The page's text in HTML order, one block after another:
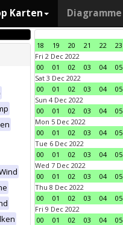
Karten Diagramme
18 19 20 21 22 23
Fri 2 Dec 2022
00
01 02 03 04 05
Sat 3 Dec 2022
00
01 02 03 04 05
Sun 4 Dec 2022
00
01 02 03 04 05
Mon 5 Dec 2022
00
01 02 03 04 05
Tue 6 Dec 2022
00
01 02 03 04 05
Wed 7 Dec 2022
00
01 02 03 04 05
Thu 8 Dec 2022
00
01 02 03 04 05
Fri 9 Dec 2022
00
01 02 03 04 05